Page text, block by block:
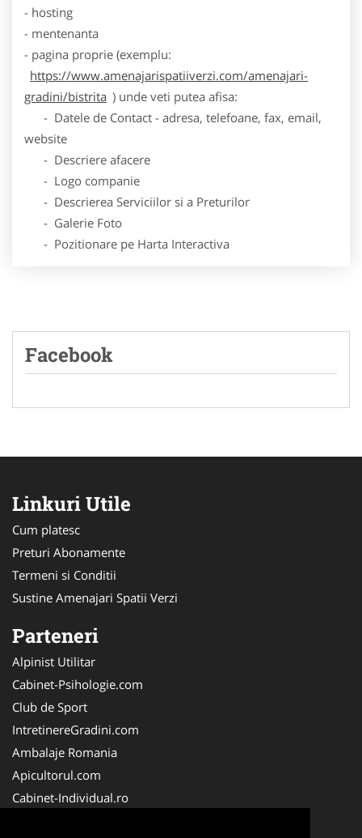
- hosting
- mentenanta
- pagina proprie (exemplu:
https://www.amenajarispatiiverzi.com/amenajari-
gradini/bistrita ) unde veti putea afisa:
- Datele de Contact - adresa, telefoane, fax, email,
website
- Descriere afacere
- Logo companie
- Descrierea Serviciilor si a Preturilor
- Galerie Foto
- Pozitionare pe Harta Interactiva
Facebook
Linkuri Utile
Cum platesc
Preturi Abonamente
Termeni si Conditii
Sustine Amenajari Spatii Verzi
Parteneri
Alpinist Utilitar
Cabinet-Psihologie.com
Club de Sport
IntretinereGradini.com
Ambalaje Romania
Apicultorul.com
Cabinet-Individual.ro